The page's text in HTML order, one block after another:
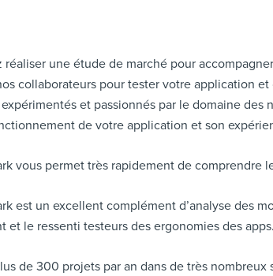
réaliser une étude de marché pour
collaborateurs pour tester votre application
et passionnés par le domaine
de votre application et son
vous permet très rapidement de comprendre
est un excellent complément d’analyse des
et le ressenti testeurs des ergonomies des apps.
de 300 projets par an dans de très